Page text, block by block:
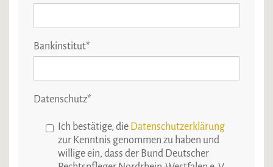
Bankinstitut*
Datenschutz*
Ich bestätige, die Datenschutzerklärung
zur Kenntnis genommen zu haben und
willige ein, dass der Bund Deutscher